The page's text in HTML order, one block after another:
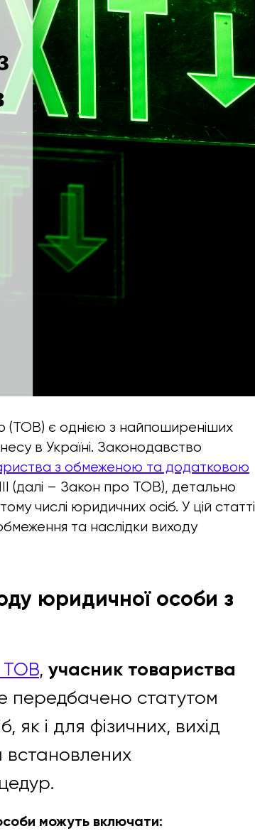
(ТОВ) є однією з найпоширеніших
в Україні. Законодавство
з обмеженою та додатковою
(далі – Закон про ТОВ), детально
числі юридичних осіб. У цій статті
та наслідки виходу
юридичної особи з
ТОВ, учасник товариства
передбачено статутом
і для фізичних, вихід
можуть включати: